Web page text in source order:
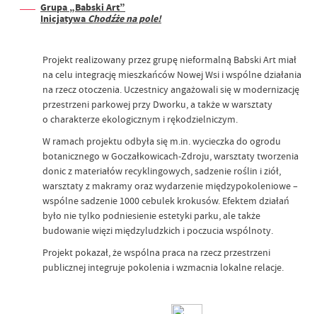
Grupa „Babski Art”
Inicjatywa Chodźże na pole!
Projekt realizowany przez grupę nieformalną Babski Art miał
na celu integrację mieszkańców Nowej Wsi i wspólne działania
na rzecz otoczenia. Uczestnicy angażowali się w modernizację
przestrzeni parkowej przy Dworku, a także w warsztaty
o charakterze ekologicznym i rękodzielniczym.
W ramach projektu odbyła się m.in. wycieczka do ogrodu
botanicznego w Goczałkowicach-Zdroju, warsztaty tworzenia
donic z materiałów recyklingowych, sadzenie roślin i ziół,
warsztaty z makramy oraz wydarzenie międzypokoleniowe –
wspólne sadzenie 1000 cebulek krokusów. Efektem działań
było nie tylko podniesienie estetyki parku, ale także
budowanie więzi międzyludzkich i poczucia wspólnoty.
Projekt pokazał, że wspólna praca na rzecz przestrzeni
publicznej integruje pokolenia i wzmacnia lokalne relacje.